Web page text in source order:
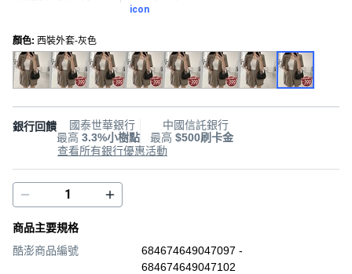
顏色: 西裝外套-灰色
銀行回饋
國泰世華銀行
最高 3.3%小樹點
中國信託銀行
最高 $500刷卡金
查看所有銀行優惠活動
商品主要規格
酷澎商品編號
684674649047097 -
684674649047102